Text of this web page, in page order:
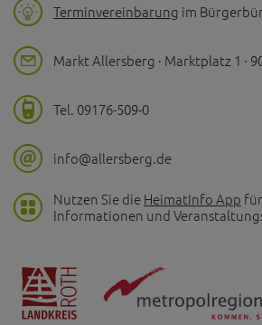
Terminvereinbarung im
Markt Allersberg · Marktplatz 1 ·
Tel. 09176-509-0
info@allersberg.de
Nutzen Sie dieHeimatInfo App
Informationen und